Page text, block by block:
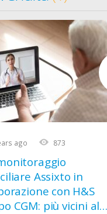
ago 873
Assixto in
con H&S
CGM: più vicini al